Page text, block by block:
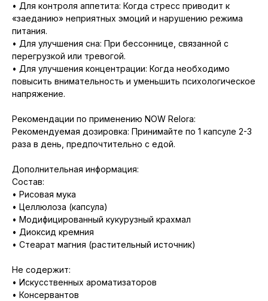
• Для контроля аппетита: Когда стресс приводит к
«заеданию» неприятных эмоций и нарушению режима
питания.
• Для улучшения сна: При бессоннице, связанной с
перегрузкой или тревогой.
• Для улучшения концентрации: Когда необходимо
повысить внимательность и уменьшить психологическое
напряжение.
Рекомендации по применению NOW Relora:
Рекомендуемая дозировка: Принимайте по 1 капсуле 2-3
раза в день, предпочтительно с едой.
Дополнительная информация:
Состав:
• Рисовая мука
• Целлюлоза (капсула)
• Модифицированный кукурузный крахмал
• Диоксид кремния
• Стеарат магния (растительный источник)
Не содержит:
• Искусственных ароматизаторов
• Консервантов